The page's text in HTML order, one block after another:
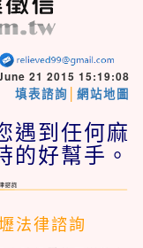
21 2015 15:19:08
填表諮詢 網站地圖
遇到任何麻
的好幫手。
法律諮詢